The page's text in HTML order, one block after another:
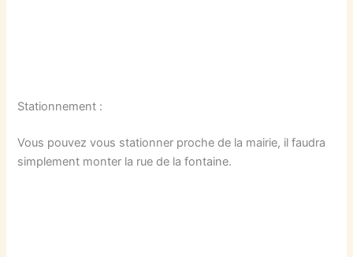
Stationnement :
Vous pouvez vous stationner proche de la mairie, il faudra
simplement monter la rue de la fontaine.